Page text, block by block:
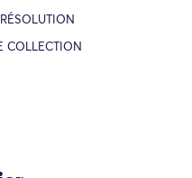
COLLECTION